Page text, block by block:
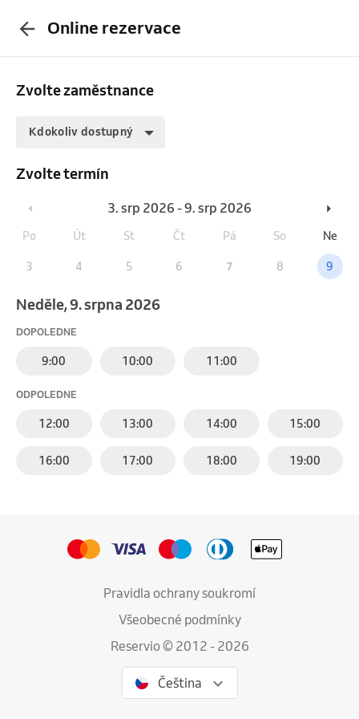
Online rezervace
Zvolte zaměstnance
Kdokoliv dostupný
Zvolte termín
3. srp 2026 - 9. srp 2026
Po Út St Čt Pá So Ne
3 4 5 6 7 8 9
neděle, 9. srpna 2026
DOPOLEDNE
9:00 10:00 11:00
ODPOLEDNE
12:00 13:00 14:00 15:00
16:00 17:00 18:00 19:00
Pravidla ochrany soukromí
Všeobecné podmínky
Reservio © 2012 - 2026
Čeština